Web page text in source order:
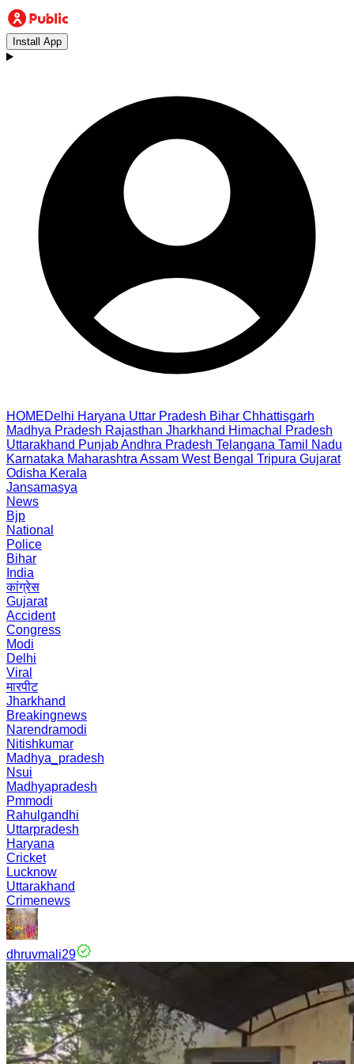
Install App
HOMEDelhi Haryana Uttar Pradesh Bihar Chhattisgarh
Madhya Pradesh Rajasthan Jharkhand Himachal Pradesh
Uttarakhand PunjabAndhra Pradesh Telangana Tamil Nadu
Karnataka Maharashtra Assam West Bengal Tripura Gujarat
Odisha Kerala
Jansamasya
News
Bjp
National
Police
Bihar
India
कांग्रेस
Gujarat
Accident
Congress
Modi
Delhi
Viral
मारपीट
Jharkhand
Breakingnews
Narendramodi
Nitishkumar
Madhya_pradesh
Nsui
Madhyapradesh
Pmmodi
Rahulgandhi
Uttarpradesh
Haryana
Cricket
Lucknow
Uttarakhand
Crimenews
dhruvmali29